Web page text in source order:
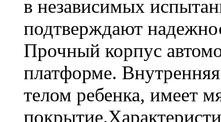
в независимых
подтверждают
Прочный корпус
платформе.
телом ребенка, имеет